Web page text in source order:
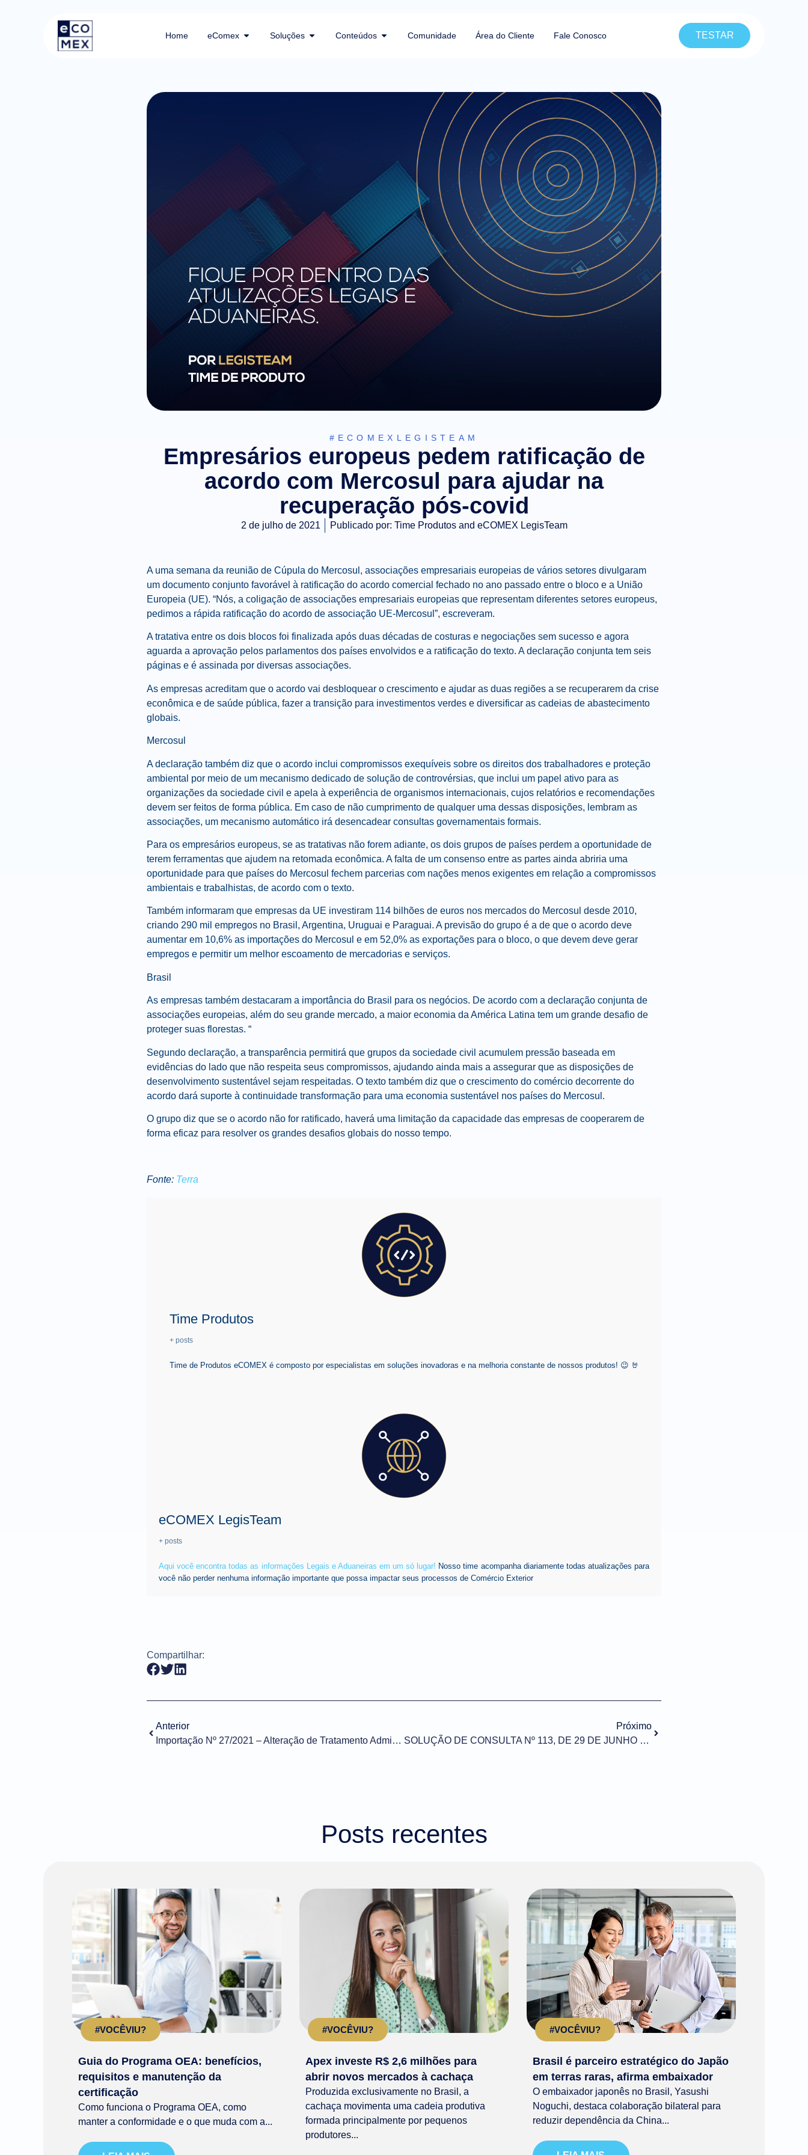
Home eComex Soluções Conteúdos Comunidade Área do Cliente Fale Conosco TESTAR
#ECOMEXLEGISTEAM
Empresários europeus pedem ratificação de
acordo com Mercosul para ajudar na
recuperação pós-covid
2 de julho de 2021 Publicado por: Time Produtos and eCOMEX LegisTeam
A uma semana da reunião de Cúpula do Mercosul, associações empresariais europeias de vários setores divulgaram
um documento conjunto favorável à ratificação do acordo comercial fechado no ano passado entre o bloco e a União
Europeia (UE). “Nós, a coligação de associações empresariais europeias que representam diferentes setores europeus,
pedimos a rápida ratificação do acordo de associação UE-Mercosul”, escreveram.
A tratativa entre os dois blocos foi finalizada após duas décadas de costuras e negociações sem sucesso e agora
aguarda a aprovação pelos parlamentos dos países envolvidos e a ratificação do texto. A declaração conjunta tem seis
páginas e é assinada por diversas associações.
As empresas acreditam que o acordo vai desbloquear o crescimento e ajudar as duas regiões a se recuperarem da crise
econômica e de saúde pública, fazer a transição para investimentos verdes e diversificar as cadeias de abastecimento
globais.
Mercosul
A declaração também diz que o acordo inclui compromissos exequíveis sobre os direitos dos trabalhadores e proteção
ambiental por meio de um mecanismo dedicado de solução de controvérsias, que inclui um papel ativo para as
organizações da sociedade civil e apela à experiência de organismos internacionais, cujos relatórios e recomendações
devem ser feitos de forma pública. Em caso de não cumprimento de qualquer uma dessas disposições, lembram as
associações, um mecanismo automático irá desencadear consultas governamentais formais.
Para os empresários europeus, se as tratativas não forem adiante, os dois grupos de países perdem a oportunidade de
terem ferramentas que ajudem na retomada econômica. A falta de um consenso entre as partes ainda abriria uma
oportunidade para que países do Mercosul fechem parcerias com nações menos exigentes em relação a compromissos
ambientais e trabalhistas, de acordo com o texto.
Também informaram que empresas da UE investiram 114 bilhões de euros nos mercados do Mercosul desde 2010,
criando 290 mil empregos no Brasil, Argentina, Uruguai e Paraguai. A previsão do grupo é a de que o acordo deve
aumentar em 10,6% as importações do Mercosul e em 52,0% as exportações para o bloco, o que devem deve gerar
empregos e permitir um melhor escoamento de mercadorias e serviços.
Brasil
As empresas também destacaram a importância do Brasil para os negócios. De acordo com a declaração conjunta de
associações europeias, além do seu grande mercado, a maior economia da América Latina tem um grande desafio de
proteger suas florestas. “
Segundo declaração, a transparência permitirá que grupos da sociedade civil acumulem pressão baseada em
evidências do lado que não respeita seus compromissos, ajudando ainda mais a assegurar que as disposições de
desenvolvimento sustentável sejam respeitadas. O texto também diz que o crescimento do comércio decorrente do
acordo dará suporte à continuidade transformação para uma economia sustentável nos países do Mercosul.
O grupo diz que se o acordo não for ratificado, haverá uma limitação da capacidade das empresas de cooperarem de
forma eficaz para resolver os grandes desafios globais do nosso tempo.
Fonte: Terra
Time Produtos
+ posts
Time de Produtos eCOMEX é composto por especialistas em soluções inovadoras e na melhoria constante de nossos produtos! 😉 🤘
eCOMEX LegisTeam
+ posts
Aqui você encontra todas as informações Legais e Aduaneiras em um só lugar! Nosso time acompanha diariamente todas atualizações para
você não perder nenhuma informação importante que possa impactar seus processos de Comércio Exterior
Compartilhar:
Anterior
Importação Nº 27/2021 – Alteração de Tratamento Administrativo – ANVISA
Próximo
SOLUÇÃO DE CONSULTA Nº 113, DE 29 DE JUNHO DE 2021 (DOU de 01/07/2021)
Posts recentes
#VOCÊVIU?
Guia do Programa OEA: benefícios,
requisitos e manutenção da
certificação
Como funciona o Programa OEA, como
manter a conformidade e o que muda com a...
#VOCÊVIU?
Apex investe R$ 2,6 milhões para
abrir novos mercados à cachaça
Produzida exclusivamente no Brasil, a
cachaça movimenta uma cadeia produtiva
formada principalmente por pequenos
produtores...
#VOCÊVIU?
Brasil é parceiro estratégico do Japão
em terras raras, afirma embaixador
O embaixador japonês no Brasil, Yasushi
Noguchi, destaca colaboração bilateral para
reduzir dependência da China...